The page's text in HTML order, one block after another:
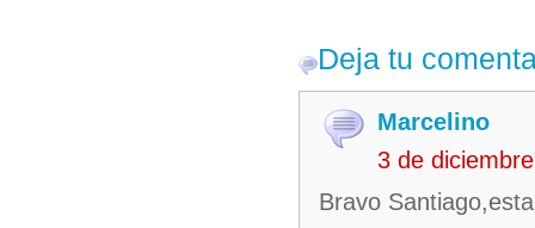
Deja tu
Marcelino
3 de
Bravo